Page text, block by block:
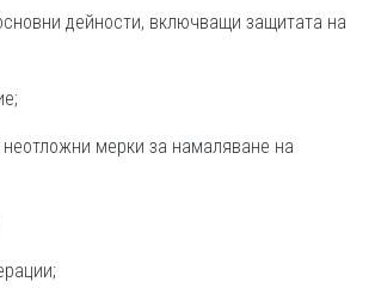
дейности, включващи защитата на
мерки за намаляване на